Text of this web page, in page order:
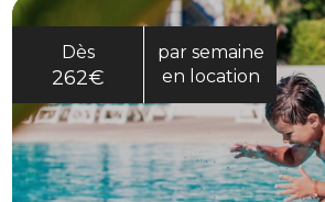
Dès
262€
par semaine
en location